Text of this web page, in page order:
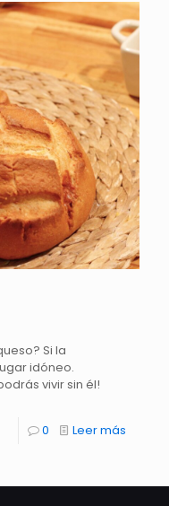
Si la
idóneo.
vivir sin él!
0 Leer más